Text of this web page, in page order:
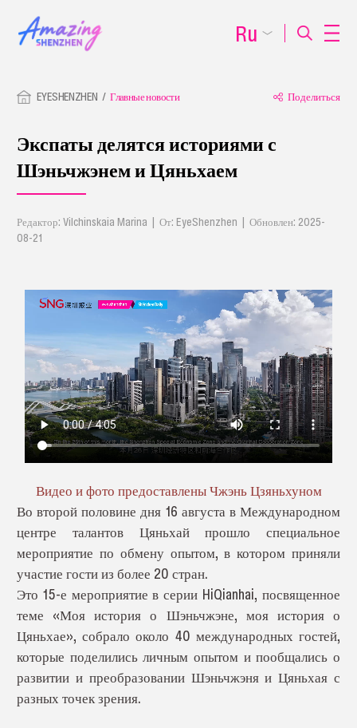
EYESHENZHEN Главные новости Поделиться
Экспаты делятся историями с
Шэньчжэнем и Цяньхаем
Редактор: Vilchinskaia Marina | От: EyeShenzhen | Обновлен: 2025-
08-21
Видео и фото предоставлены Чжэнь Цзяньхуном
Во второй половине дня 16 августа в Международном
центре талантов Цяньхай прошло специальное
мероприятие по обмену опытом, в котором приняли
участие гости из более 20 стран.
Это 15-е мероприятие в серии HiQianhai, посвященное
теме «Моя история о Шэньчжэне, моя история о
Цяньхае», собрало около 40 международных гостей,
которые поделились личным опытом и пообщались о
развитии и преобразовании Шэньчжэня и Цяньхая с
разных точек зрения.
Ru